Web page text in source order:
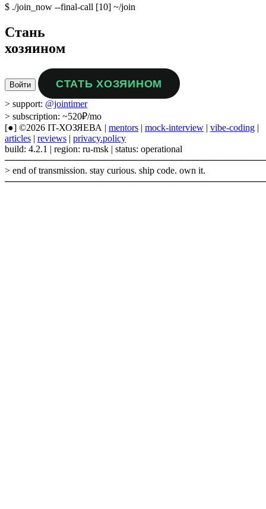
$ ./join_now --final-call [10] ~/join
Стань
хозяином
Войти СТАТЬ ХОЗЯИНОМ
> support: @jointimer
> subscription: ~520₽/mo
[●] ©2026 IT-ХОЗЯЕВА | mentors | mock-interview | vibe-coding |
articles | reviews | privacy.policy
build: 4.2.1 | region: ru-msk | status: operational
> end of transmission. stay curious. ship code. own it.